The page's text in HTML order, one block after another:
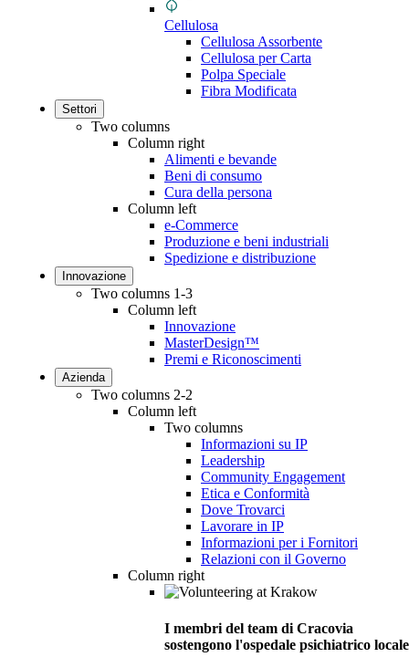
Cellulosa
Cellulosa Assorbente
Cellulosa per Carta
Polpa Speciale
Fibra Modificata
Settori
Two columns
Column right
Alimenti e bevande
Beni di consumo
Cura della persona
Column left
e-Commerce
Produzione e beni industriali
Spedizione e distribuzione
Innovazione
Two columns 1-3
Column left
Innovazione
MasterDesign™
Premi e Riconoscimenti
Azienda
Two columns 2-2
Column left
Two columns
Informazioni su IP
Leadership
Community Engagement
Etica e Conformità
Dove Trovarci
Lavorare in IP
Informazioni per i Fornitori
Relazioni con il Governo
Column right
I membri del team di Cracovia
sostengono l'ospedale psichiatrico locale